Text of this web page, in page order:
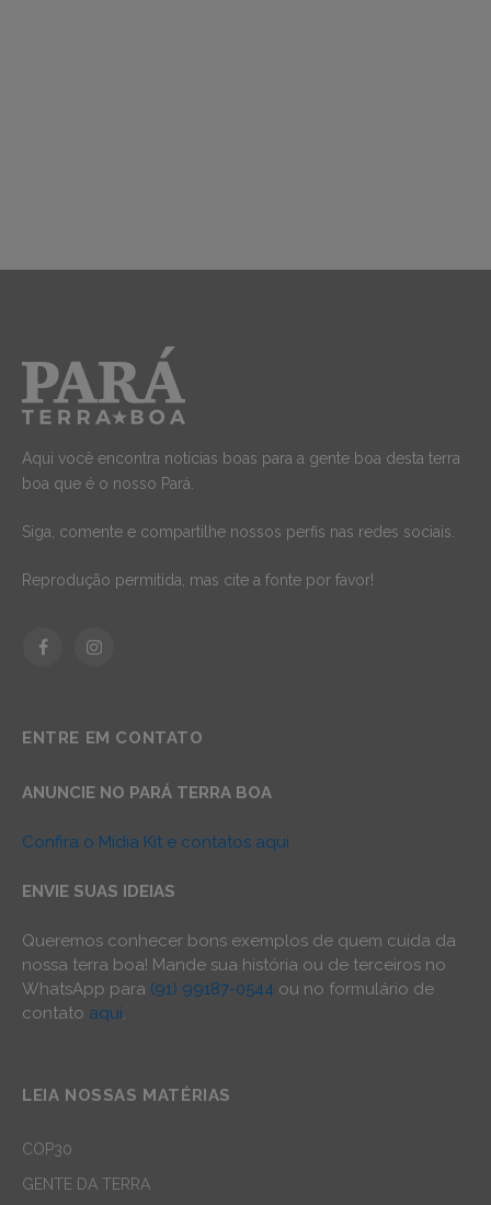
Aqui você encontra notícias boas para a gente boa desta terra
boa que é o nosso Pará.
Siga, comente e compartilhe nossos perfis nas redes sociais.
Reprodução permitida, mas cite a fonte por favor!
FacebookInstagram
ENTRE EM CONTATO
ANUNCIE NO PARÁ TERRA BOA
Confira o Mídia Kit e contatos aqui
ENVIE SUAS IDEIAS
Queremos conhecer bons exemplos de quem cuida da
nossa terra boa! Mande sua história ou de terceiros no
WhatsApp para (91) 99187-0544 ou no formulário de
contato aqui.
LEIA NOSSAS MATÉRIAS
COP30
GENTE DA TERRA